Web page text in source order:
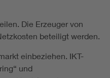
Die Erzeuger von
beteiligt werden.
einbeziehen. IKT-
und